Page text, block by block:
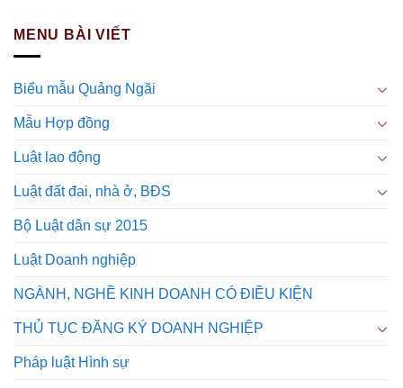
MENU BÀI VIẾT
Biểu mẫu Quảng Ngãi
Mẫu Hợp đồng
Luật lao động
Luật đất đai, nhà ở, BĐS
Bộ Luật dân sự 2015
Luật Doanh nghiệp
NGÀNH, NGHỀ KINH DOANH CÓ ĐIỀU KIỆN
THỦ TỤC ĐĂNG KÝ DOANH NGHIỆP
Pháp luật Hình sự